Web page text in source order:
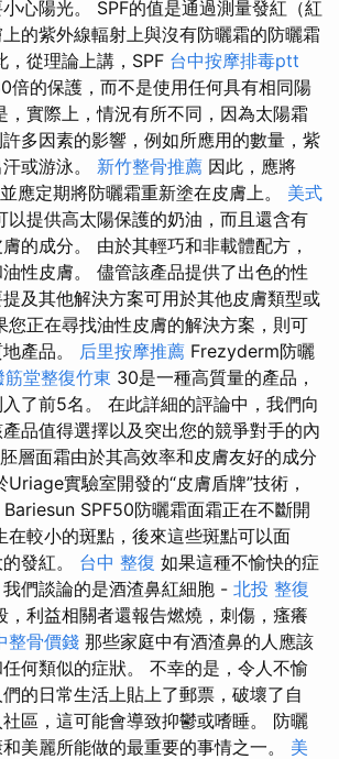
心陽光。 SPF的值是通過測量發紅（紅
的紫外線輻射上與沒有防曬霜的防曬霜
，從理論上講，SPF 台中按摩排毒ptt
倍的保護，而不是使用任何具有相同陽
，實際上，情況有所不同，因為太陽霜
多因素的影響，例如所應用的數量，紫
或游泳。 新竹整骨推薦 因此，應將
應定期將防曬霜重新塗在皮膚上。 美式
以提供高太陽保護的奶油，而且還含有
的成分。 由於其輕巧和非載體配方，
性皮膚。 儘管該產品提供了出色的性
及其他解決方案可用於其他皮膚類型或
您正在尋找油性皮膚的解決方案，則可
產品。 后里按摩推薦 Frezyderm防曬
筋堂整復竹東 30是一種高質量的產品，
了前5名。 在此詳細的評論中，我們向
品值得選擇以及突出您的競爭對手的內
層面霜由於其高效率和皮膚友好的成分
實驗室開發的“皮膚盾牌”技術，
Bariesun SPF50防曬霜面霜正在不斷開
在較小的斑點，後來這些斑點可以面
發紅。 台中 整復 如果這種不愉快的症
們談論的是酒渣鼻紅細胞 - 北投 整復
，利益相關者還報告燃燒，刺傷，瘙癢
整骨價錢 那些家庭中有酒渣鼻的人應該
何類似的症狀。 不幸的是，令人不愉
的日常生活上貼上了郵票，破壞了自
區，這可能會導致抑鬱或嗜睡。 防曬
美麗所能做的最重要的事情之一。 美